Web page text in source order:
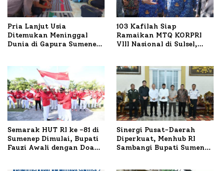
Pria Lanjut Usia
Ditemukan Meninggal
Dunia di Gapura Sumenep,
103 Kafilah Siap
Ramaikan MTQ KORPRI
VIII Nasional di Sulsel,
Semarak HUT RI ke -81 di
Sumenep Dimulai, Bupati
Fauzi Awali dengan Doa
Sinergi Pusat-Daerah
Diperkuat, Menhub RI
Sambangi Bupati Sumenep